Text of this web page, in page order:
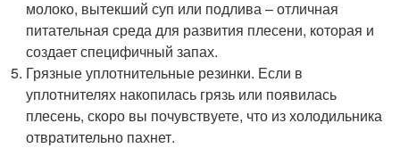
молоко, вытекший суп или подлива – отличная
питательная среда для развития плесени, которая и
создает специфичный запах.
Грязные уплотнительные резинки. Если в
уплотнителях накопилась грязь или появилась
плесень, скоро вы почувствуете, что из холодильника
отвратительно пахнет.